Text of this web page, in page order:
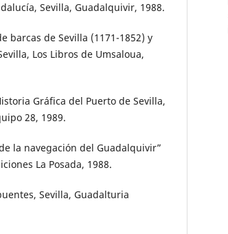
Sevilla, Guadalquivir, 1988.
barcas de Sevilla (1171-1852) y
Los Libros de Umsaloua,
Gráfica del Puerto de Sevilla,
28, 1989.
la navegación del Guadalquivir”
La Posada, 1988.
Sevilla, Guadalturia